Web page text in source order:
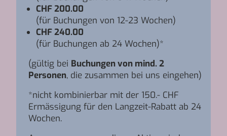
CHF 200.00
(für Buchungen von 12-23 Wochen)
CHF 240.00
(für Buchungen ab 24 Wochen)*
(gültig bei Buchungen von mind. 2
Personen, die zusammen bei uns eingehen)
*nicht kombinierbar mit der 150.- CHF
Ermässigung für den Langzeit-Rabatt ab 24
Wochen.